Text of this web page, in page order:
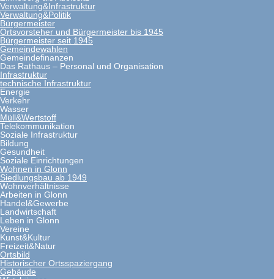
Verwaltung&Infrastruktur
Verwaltung&Politik
Bürgermeister
Ortsvorsteher und Bürgermeister bis 1945
Bürgermeister seit 1945
Gemeindewahlen
Gemeindefinanzen
Das Rathaus – Personal und Organisation
Infrastruktur
technische Infrastruktur
Energie
Verkehr
Wasser
Müll&Wertstoff
Telekommunikation
Soziale Infrastruktur
Bildung
Gesundheit
Soziale Einrichtungen
Wohnen in Glonn
Siedlungsbau ab 1949
Wohnverhältnisse
Arbeiten in Glonn
Handel&Gewerbe
Landwirtschaft
Leben in Glonn
Vereine
Kunst&Kultur
Freizeit&Natur
Ortsbild
Historischer Ortsspaziergang
Gebäude